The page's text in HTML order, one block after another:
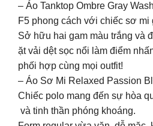
– Áo Tanktop Ombre Gray
F5 phong cách với chiếc sơ mi
Sở hữu hai gam màu trắng và
ặt vải dệt sọc nổi làm điểm
phối hợp cùng mọi outfit!
– Áo Sơ Mi Relaxed Passion
Chiếc polo mang đến sự hòa
và tinh thần phóng khoáng.